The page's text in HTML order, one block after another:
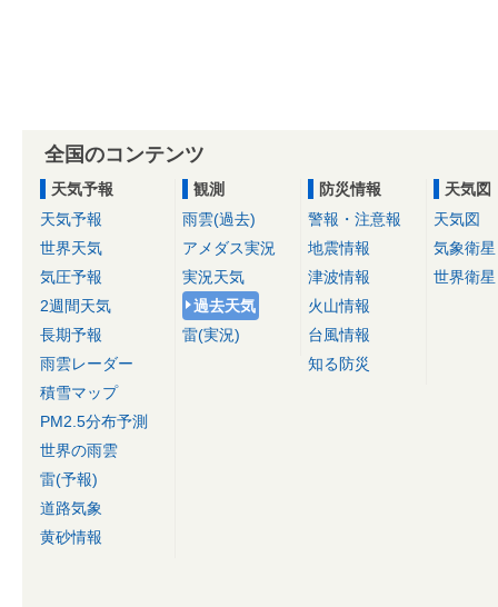
全国のコンテンツ
天気予報
天気予報
世界天気
気圧予報
2週間天気
長期予報
雨雲レーダー
積雪マップ
PM2.5分布予測
世界の雨雲
雷(予報)
道路気象
黄砂情報
観測
雨雲(過去)
アメダス実況
実況天気
過去天気
雷(実況)
防災情報
警報・注意報
地震情報
津波情報
火山情報
台風情報
知る防災
天気図
天気図
気象衛星
世界衛星